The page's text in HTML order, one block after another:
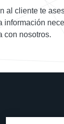
al cliente te
información
con nosotros.